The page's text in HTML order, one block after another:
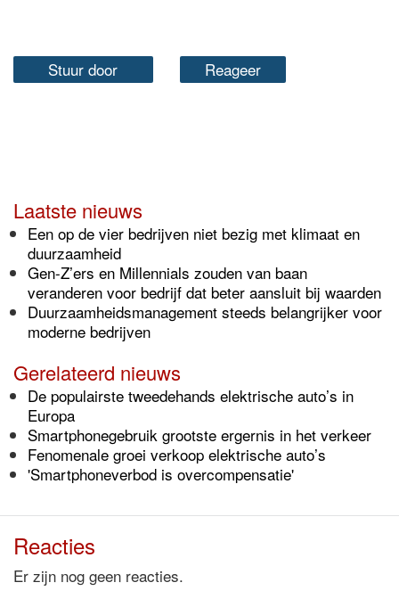
Stuur door Reageer
Laatste nieuws
Een op de vier bedrijven niet bezig met klimaat en
duurzaamheid
Gen-Z’ers en Millennials zouden van baan
veranderen voor bedrijf dat beter aansluit bij waarden
Duurzaamheidsmanagement steeds belangrijker voor
moderne bedrijven
Gerelateerd nieuws
De populairste tweedehands elektrische auto’s in
Europa
Smartphonegebruik grootste ergernis in het verkeer
Fenomenale groei verkoop elektrische auto’s
'Smartphoneverbod is overcompensatie'
Reacties
Er zijn nog geen reacties.